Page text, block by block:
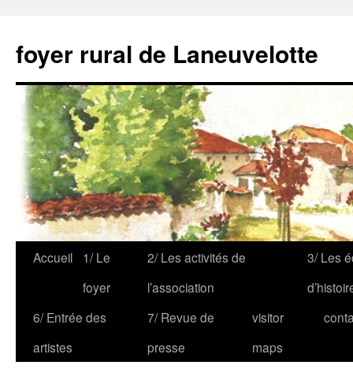
foyer rural de Laneuvelotte
Accueil
1/ Le
foyer
2/ Les activités de
l’association
3/ Les
6/ Entrée des
artistes
7/ Revue de
presse
visitor
maps